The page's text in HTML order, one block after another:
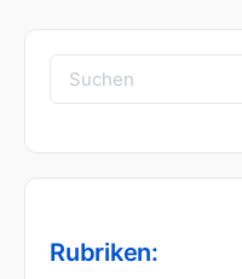
Suchen
nach:
Rubriken: